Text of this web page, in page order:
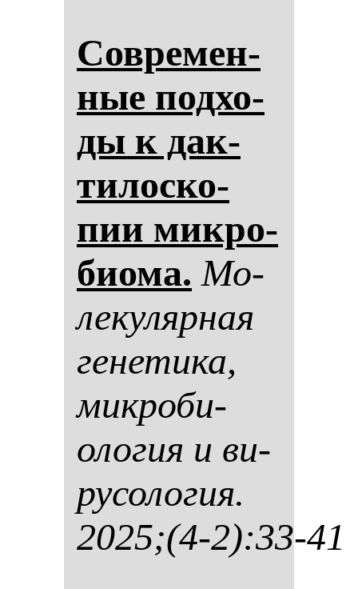
Сов­ре­мен­
ные под­хо­
ды к дак­
ти­лос­ко­
пии мик­ро­
би­ома. Мо­
ле­ку­ляр­ная
ге­не­ти­ка,
мик­ро­би­
оло­гия и ви­
ру­со­ло­гия.
2025;(4-2):33-41